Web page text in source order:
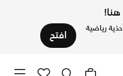
رياضية افتح